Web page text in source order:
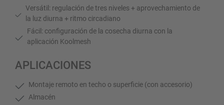
Versátil: regulación de tres niveles + aprovechamiento de
la luz diurna + ritmo circadiano
Fácil: configuración de la cosecha diurna con la
aplicación Koolmesh
APLICACIONES
Montaje remoto en techo o superficie (con accesorio)
Almacén